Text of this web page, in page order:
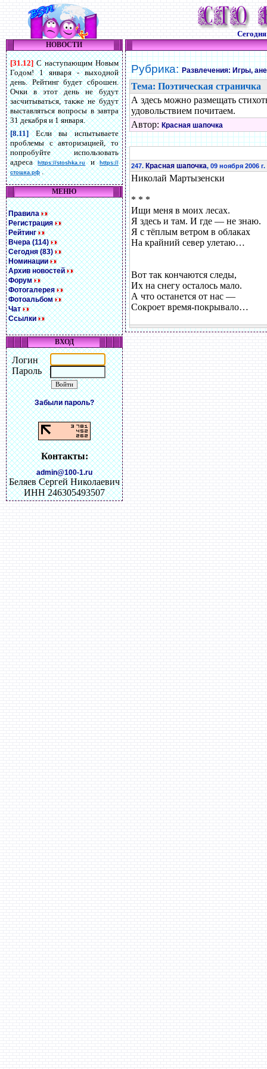
НОВОСТИ
[31.12]С наступающим Новым
Годом! 1 января - выходной
день. Рейтинг будет сброшен.
Очки в этот день не будут
засчитываться, также не будут
выставляться вопросы в завтра
31 декабря и 1 января.
[8.11]Если вы испытываете
проблемы с авторизацией, то
попробуйте использовать
адресаhttps://stoshka.ruиhttps://
стошка.рф.
МЕНЮ
Правила
Регистрация
Рейтинг
Вчера (114)
Сегодня (83)
Номинации
Архив новостей
Форум
Фотогалерея
Фотоальбом
Чат
Ссылки
ВХОД
Логин
Пароль
Забыли пароль?
Контакты:
admin@100-1.ru
Беляев Сергей Николаевич
ИНН 246305493507
Рубрика:Развлечения: Игры,
Тема: Поэтическая страничка
А здесь можно размещать
удовольствием почитаем.
Автор: Красная шапочка
247. Красная шапочка, 09 ноября 2006
Николай Мартызенски
* * *
Ищи меня в моих лесах.
Я здесь и там. И где — не знаю.
Я с тёплым ветром в облаках
На крайний север улетаю…
Вот так кончаются следы,
Их на снегу осталось мало.
А что останется от нас —
Сокроет время-покрывало…